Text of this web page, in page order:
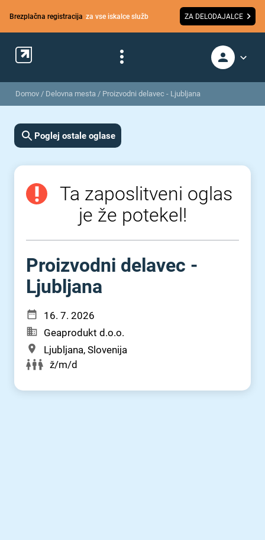
Brezplačna registracija za vse iskalce služb ZA DELODAJALCE
Domov / Delovna mesta / Proizvodni delavec - Ljubljana
Poglej ostale oglase
Ta zaposlitveni oglas
je že potekel!
Proizvodni delavec -
Ljubljana
16. 7. 2026
Geaprodukt d.o.o.
Ljubljana, Slovenija
ž/m/d